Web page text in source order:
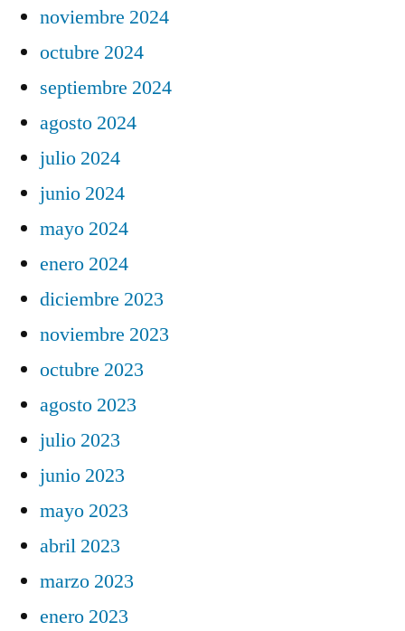
noviembre 2024
octubre 2024
septiembre 2024
agosto 2024
julio 2024
junio 2024
mayo 2024
enero 2024
diciembre 2023
noviembre 2023
octubre 2023
agosto 2023
julio 2023
junio 2023
mayo 2023
abril 2023
marzo 2023
enero 2023